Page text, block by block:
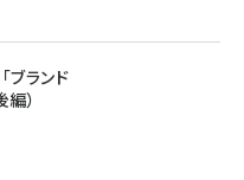
ブランド
）